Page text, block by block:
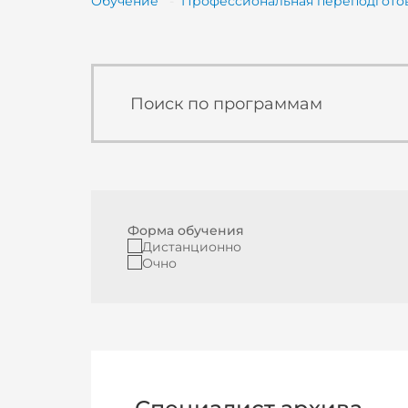
Форма обучения
Дистанционно
Очно